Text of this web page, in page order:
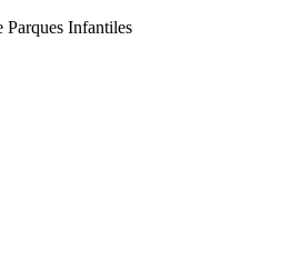
Infantiles